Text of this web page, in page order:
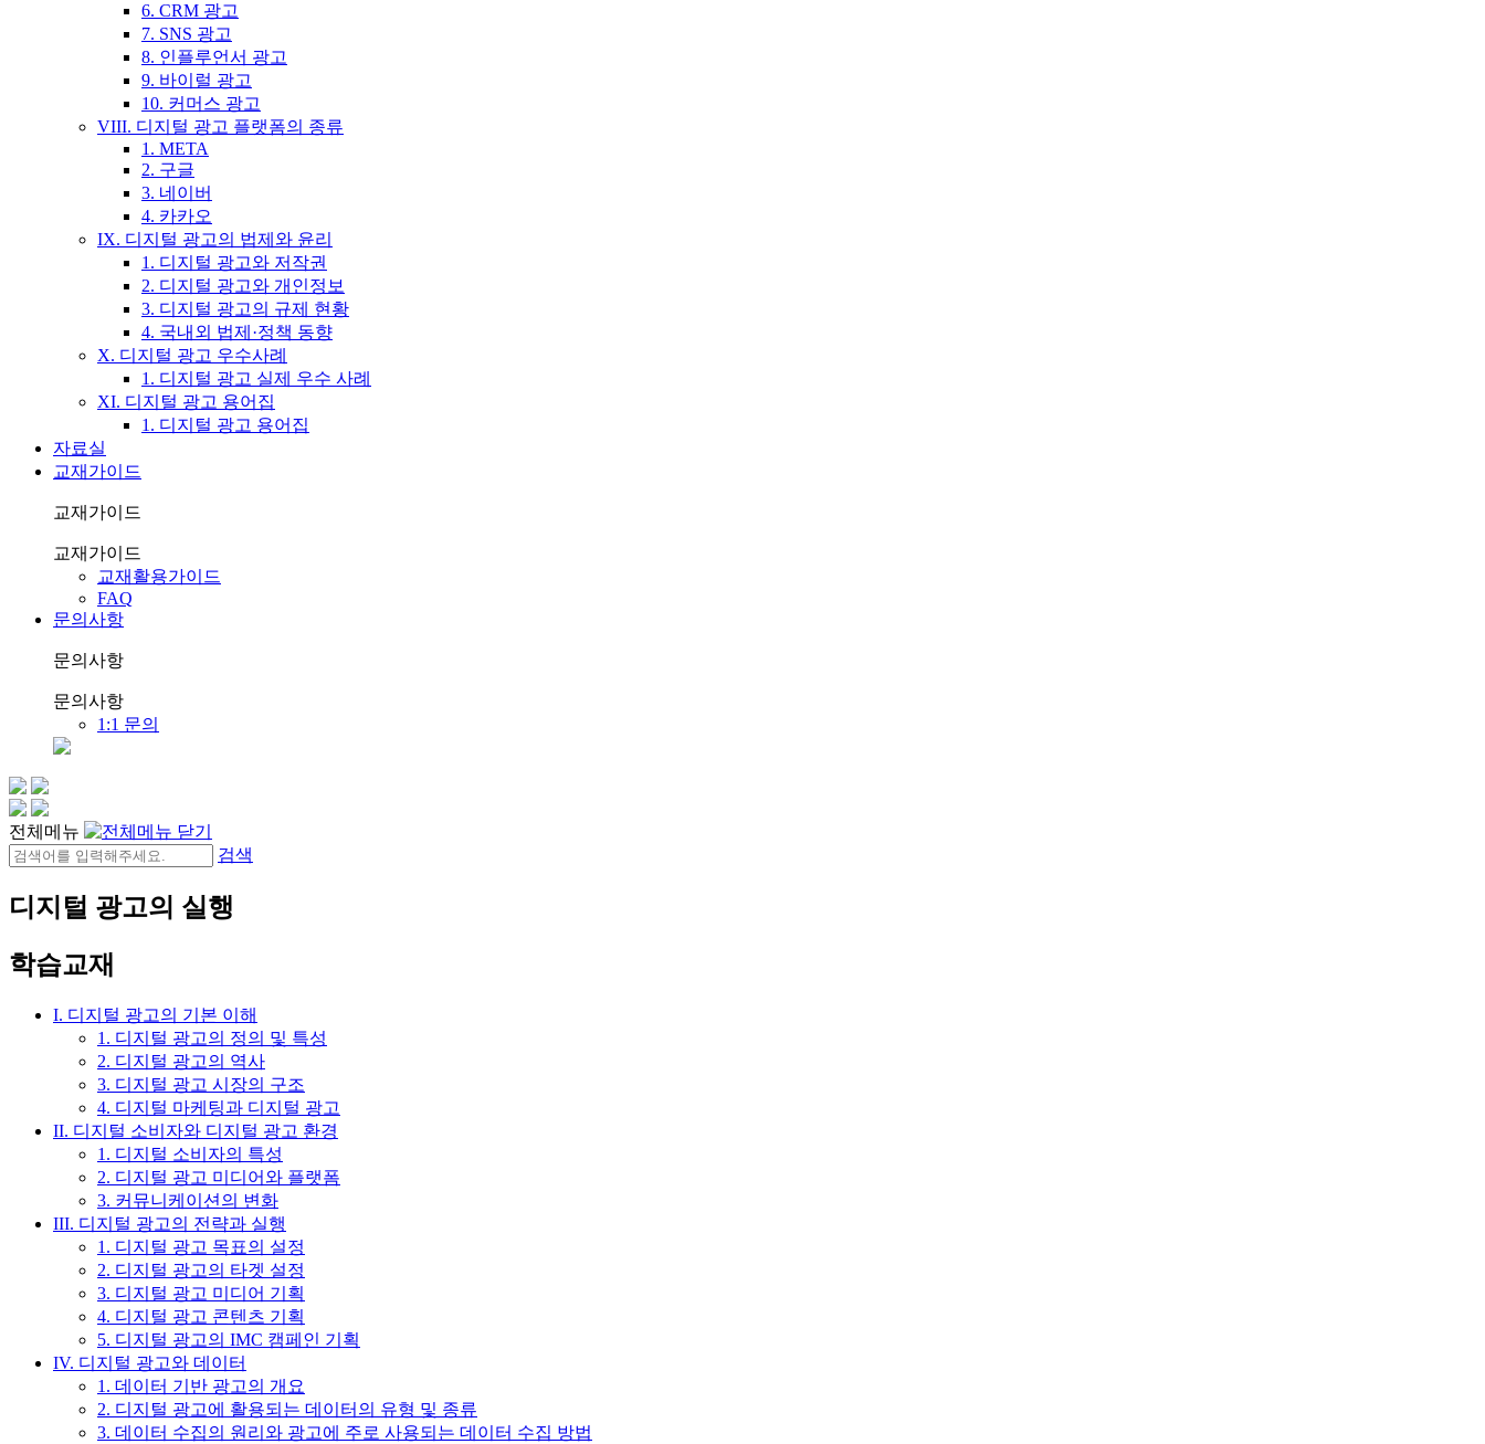
6. CRM 광고
7. SNS 광고
8. 인플루언서 광고
9. 바이럴 광고
10. 커머스 광고
VIII. 디지털 광고 플랫폼의 종류
1. META
2. 구글
3. 네이버
4. 카카오
IX. 디지털 광고의 법제와 윤리
1. 디지털 광고와 저작권
2. 디지털 광고와 개인정보
3. 디지털 광고의 규제 현황
4. 국내외 법제·정책 동향
X. 디지털 광고 우수사례
1. 디지털 광고 실제 우수 사례
XI. 디지털 광고 용어집
1. 디지털 광고 용어집
자료실
교재가이드
교재가이드
교재가이드
교재활용가이드
FAQ
문의사항
문의사항
문의사항
1:1 문의
전체메뉴
검색
디지털 광고의 실행
학습교재
I. 디지털 광고의 기본 이해
1. 디지털 광고의 정의 및 특성
2. 디지털 광고의 역사
3. 디지털 광고 시장의 구조
4. 디지털 마케팅과 디지털 광고
II. 디지털 소비자와 디지털 광고 환경
1. 디지털 소비자의 특성
2. 디지털 광고 미디어와 플랫폼
3. 커뮤니케이션의 변화
III. 디지털 광고의 전략과 실행
1. 디지털 광고 목표의 설정
2. 디지털 광고의 타겟 설정
3. 디지털 광고 미디어 기획
4. 디지털 광고 콘텐츠 기획
5. 디지털 광고의 IMC 캠페인 기획
IV. 디지털 광고와 데이터
1. 데이터 기반 광고의 개요
2. 디지털 광고에 활용되는 데이터의 유형 및 종류
3. 데이터 수집의 원리와 광고에 주로 사용되는 데이터 수집 방법